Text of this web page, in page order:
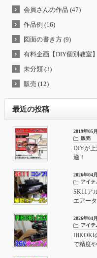
会員さんの作品 (47)
作品例 (16)
図面の書き方 (9)
有料企画【DIY個別教室
未分類 (3)
販売 (12)
最近の投稿
2019年05
販売
DIYが上
適！
2026年04
アイテ
SK11ア
エアー
2026年04
アイテ
HiKOKI
で精度